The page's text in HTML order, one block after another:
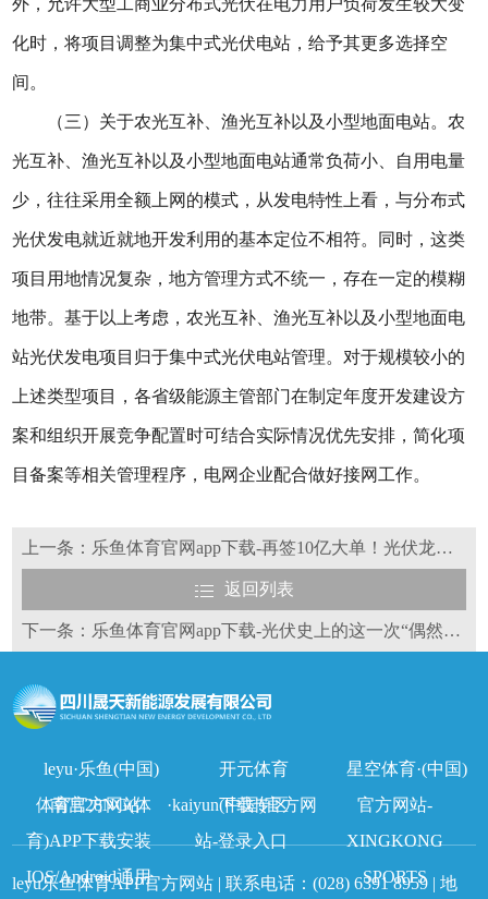
外，允许大型工商业分布式光伏在电力用户负荷发生较大变
化时，将项目调整为集中式光伏电站，给予其更多选择空
间。
（三）关于农光互补、渔光互补以及小型地面电站。农
光互补、渔光互补以及小型地面电站通常负荷小、自用电量
少，往往采用全额上网的模式，从发电特性上看，与分布式
光伏发电就近就地开发利用的基本定位不相符。同时，这类
项目用地情况复杂，地方管理方式不统一，存在一定的模糊
地带。基于以上考虑，农光互补、渔光互补以及小型地面电
站光伏发电项目归于集中式光伏电站管理。对于规模较小的
上述类型项目，各省级能源主管部门在制定年度开发建设方
案和组织开展竞争配置时可结合实际情况优先安排，简化项
目备案等相关管理程序，电网企业配合做好接网工作。
上一条：乐鱼体育官网app下载-再签10亿大单！光伏龙头又“爆”了
返回列表
下一条：乐鱼体育官网app下载-光伏史上的这一次“偶然”，如何改变了整个行业走向？
leyu·乐鱼(中国)
体育官方网站
开元体育
·kaiyun(中国)官方网
站-登录入口
星空体育·(中国)
官方网站-
XINGKONG
SPORTS
南宫28NG(体
育)APP下载安装
IOS/Android通用
下载专区
leyu乐鱼体育APP官方网站 | 联系电话：(028) 6391 8959 | 地